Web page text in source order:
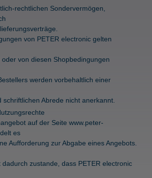
rechtlichen Sondervermögen,
von PETER electronic gelten
von diesen Shopbedingungen
werden vorbehaltlich einer
Abrede nicht anerkannt.
auf der Seite www.peter-
es
Aufforderung zur Abgabe eines Angebots.
zustande, dass PETER electronic